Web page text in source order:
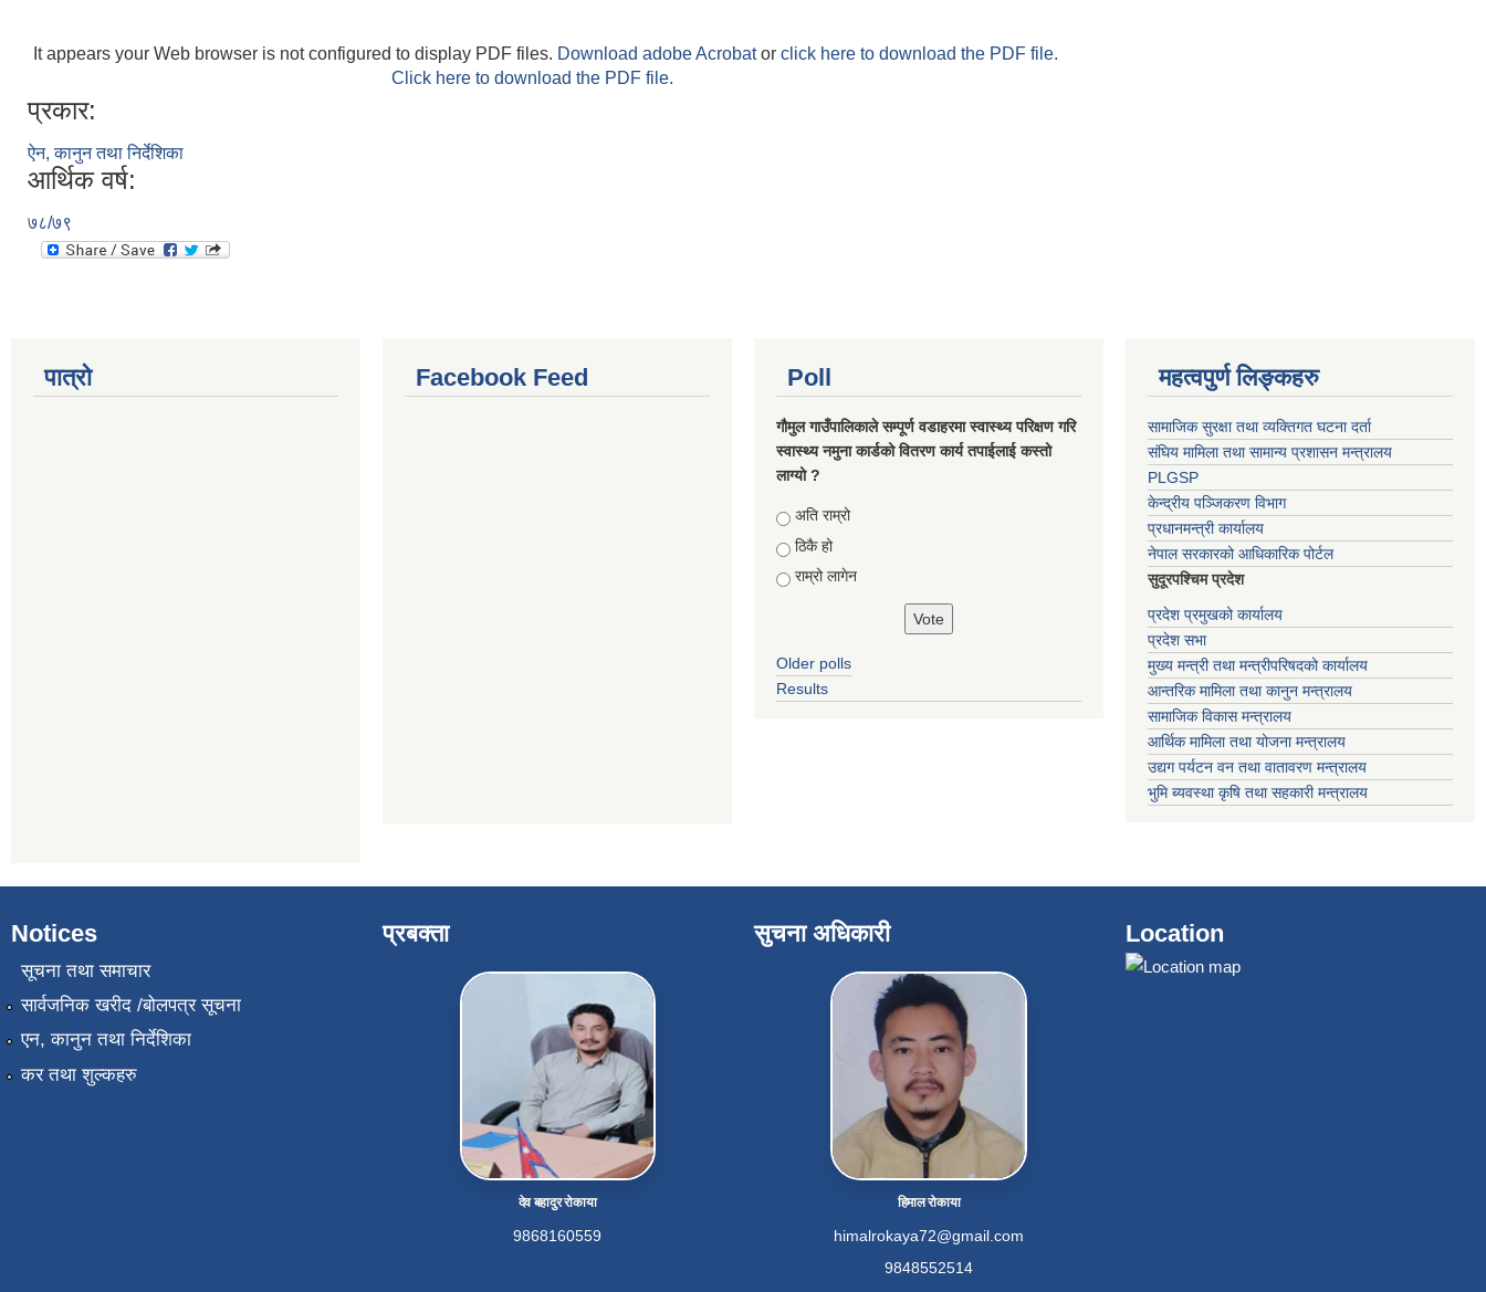
It appears your Web browser is not configured to display PDF files. Download adobe Acrobator click here to download the PDF file.
Click here to download the PDF file.
प्रकार:
ऐन, कानुन तथा निर्देशिका
आर्थिक वर्ष:
७८/७९
पात्रो Facebook Feed Poll
गौमुल गाउँपालिकाले सम्पूर्ण वडाहरमा स्वास्थ्य परिक्षण गरि
स्वास्थ्य नमुना कार्डको वितरण कार्य तपाईलाई कस्तो
लाग्यो ?
Choices
अति राम्रो
ठिकै हो
राम्रो लागेन
Older polls
Results
महत्वपुर्ण लिङ्कहरु
सामाजिक सुरक्षा तथा व्यक्तिगत घटना दर्ता
संघिय मामिला तथा सामान्य प्रशासन मन्त्रालय
PLGSP
केन्द्रीय पञ्जिकरण विभाग
प्रधानमन्त्री कार्यालय
नेपाल सरकारको आधिकारिक पोर्टल
सुदूरपश्चिम प्रदेश
प्रदेश प्रमुखको कार्यालय
प्रदेश सभा
मुख्य मन्त्री तथा मन्त्रीपरिषदको कार्यालय
आन्तरिक मामिला तथा कानुन मन्त्रालय
सामाजिक विकास मन्त्रालय
आर्थिक मामिला तथा योजना मन्त्रालय
उद्यग पर्यटन वन तथा वातावरण मन्त्रालय
भुमि ब्यवस्था कृषि तथा सहकारी मन्त्रालय
Notices
सूचना तथा समाचार
सार्वजनिक खरीद /बोलपत्र सूचना
एन, कानुन तथा निर्देशिका
कर तथा शुल्कहरु
प्रबक्ता
देव बहादुर रोकाया
9868160559
सुचना अधिकारी
हिमाल रोकाया
himalrokaya72@gmail.com
9848552514
Location